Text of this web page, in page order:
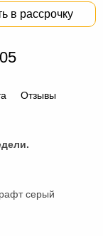
в рассрочку
Отзывы
серый